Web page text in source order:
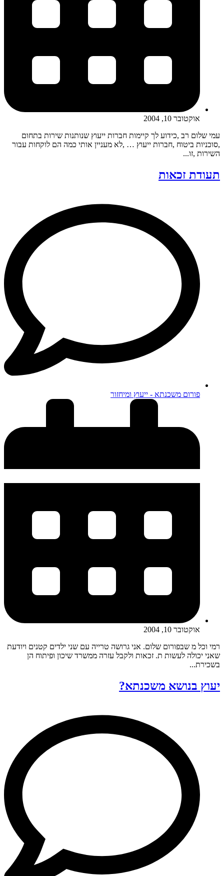
אוקטובר 10, 2004
עמי שלום רב ,כידוע לך קיימות חברות ייעוץ שנותנות שירות בתחום
,סוכניות ביטוח ,חברות ייעוץ … ,לא מעניין אותי כמה הם לוקחות עבור
השירות ,זו...
תעודת זכאות
פורום משכנתא - ייעוץ ומיחזור
אוקטובר 10, 2004
רמי וכל מ שבפורום שלום. אני גרושה טרייה עם שני ילדים קטנים ויודעת
שאני יכולה לעשות ת. זכאות ולקבל עזרה ממשרד שיכון ופיתוח הן
בשכירת...
יעוץ בנושא משכנתא?